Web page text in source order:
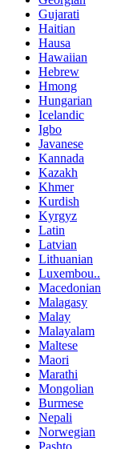
Gujarati
Haitian
Hausa
Hawaiian
Hebrew
Hmong
Hungarian
Icelandic
Igbo
Javanese
Kannada
Kazakh
Khmer
Kurdish
Kyrgyz
Latin
Latvian
Lithuanian
Luxembou..
Macedonian
Malagasy
Malay
Malayalam
Maltese
Maori
Marathi
Mongolian
Burmese
Nepali
Norwegian